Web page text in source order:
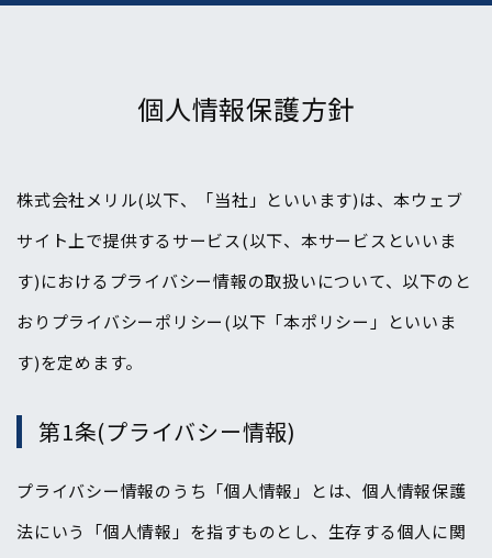
個人情報保護方針
株式会社メリル(以下、「当社」といいます)は、本ウェブ
サイト上で提供するサービス(以下、本サービスといいま
す)におけるプライバシー情報の取扱いについて、以下のと
おりプライバシーポリシー(以下「本ポリシー」といいま
す)を定めます。
第1条(プライバシー情報)
プライバシー情報のうち「個人情報」とは、個人情報保護
法にいう「個人情報」を指すものとし、生存する個人に関